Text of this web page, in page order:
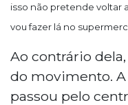
isso não pretende voltar
vou fazer lá no
Ao contrário
do movimento.
passou pelo